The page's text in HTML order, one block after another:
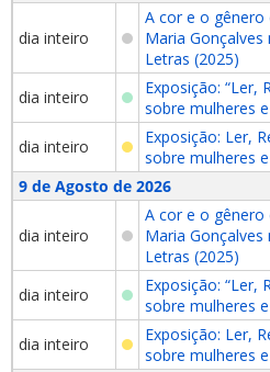
dia inteiro
A cor e o gênero
Maria Gonçalves
Letras (2025)
dia inteiro
Exposição: “Ler,
sobre mulheres
dia inteiro
Exposição: Ler,
sobre mulheres
9 de Agosto de 2026
dia inteiro
A cor e o gênero
Maria Gonçalves
Letras (2025)
dia inteiro
Exposição: “Ler,
sobre mulheres
dia inteiro
Exposição: Ler,
sobre mulheres